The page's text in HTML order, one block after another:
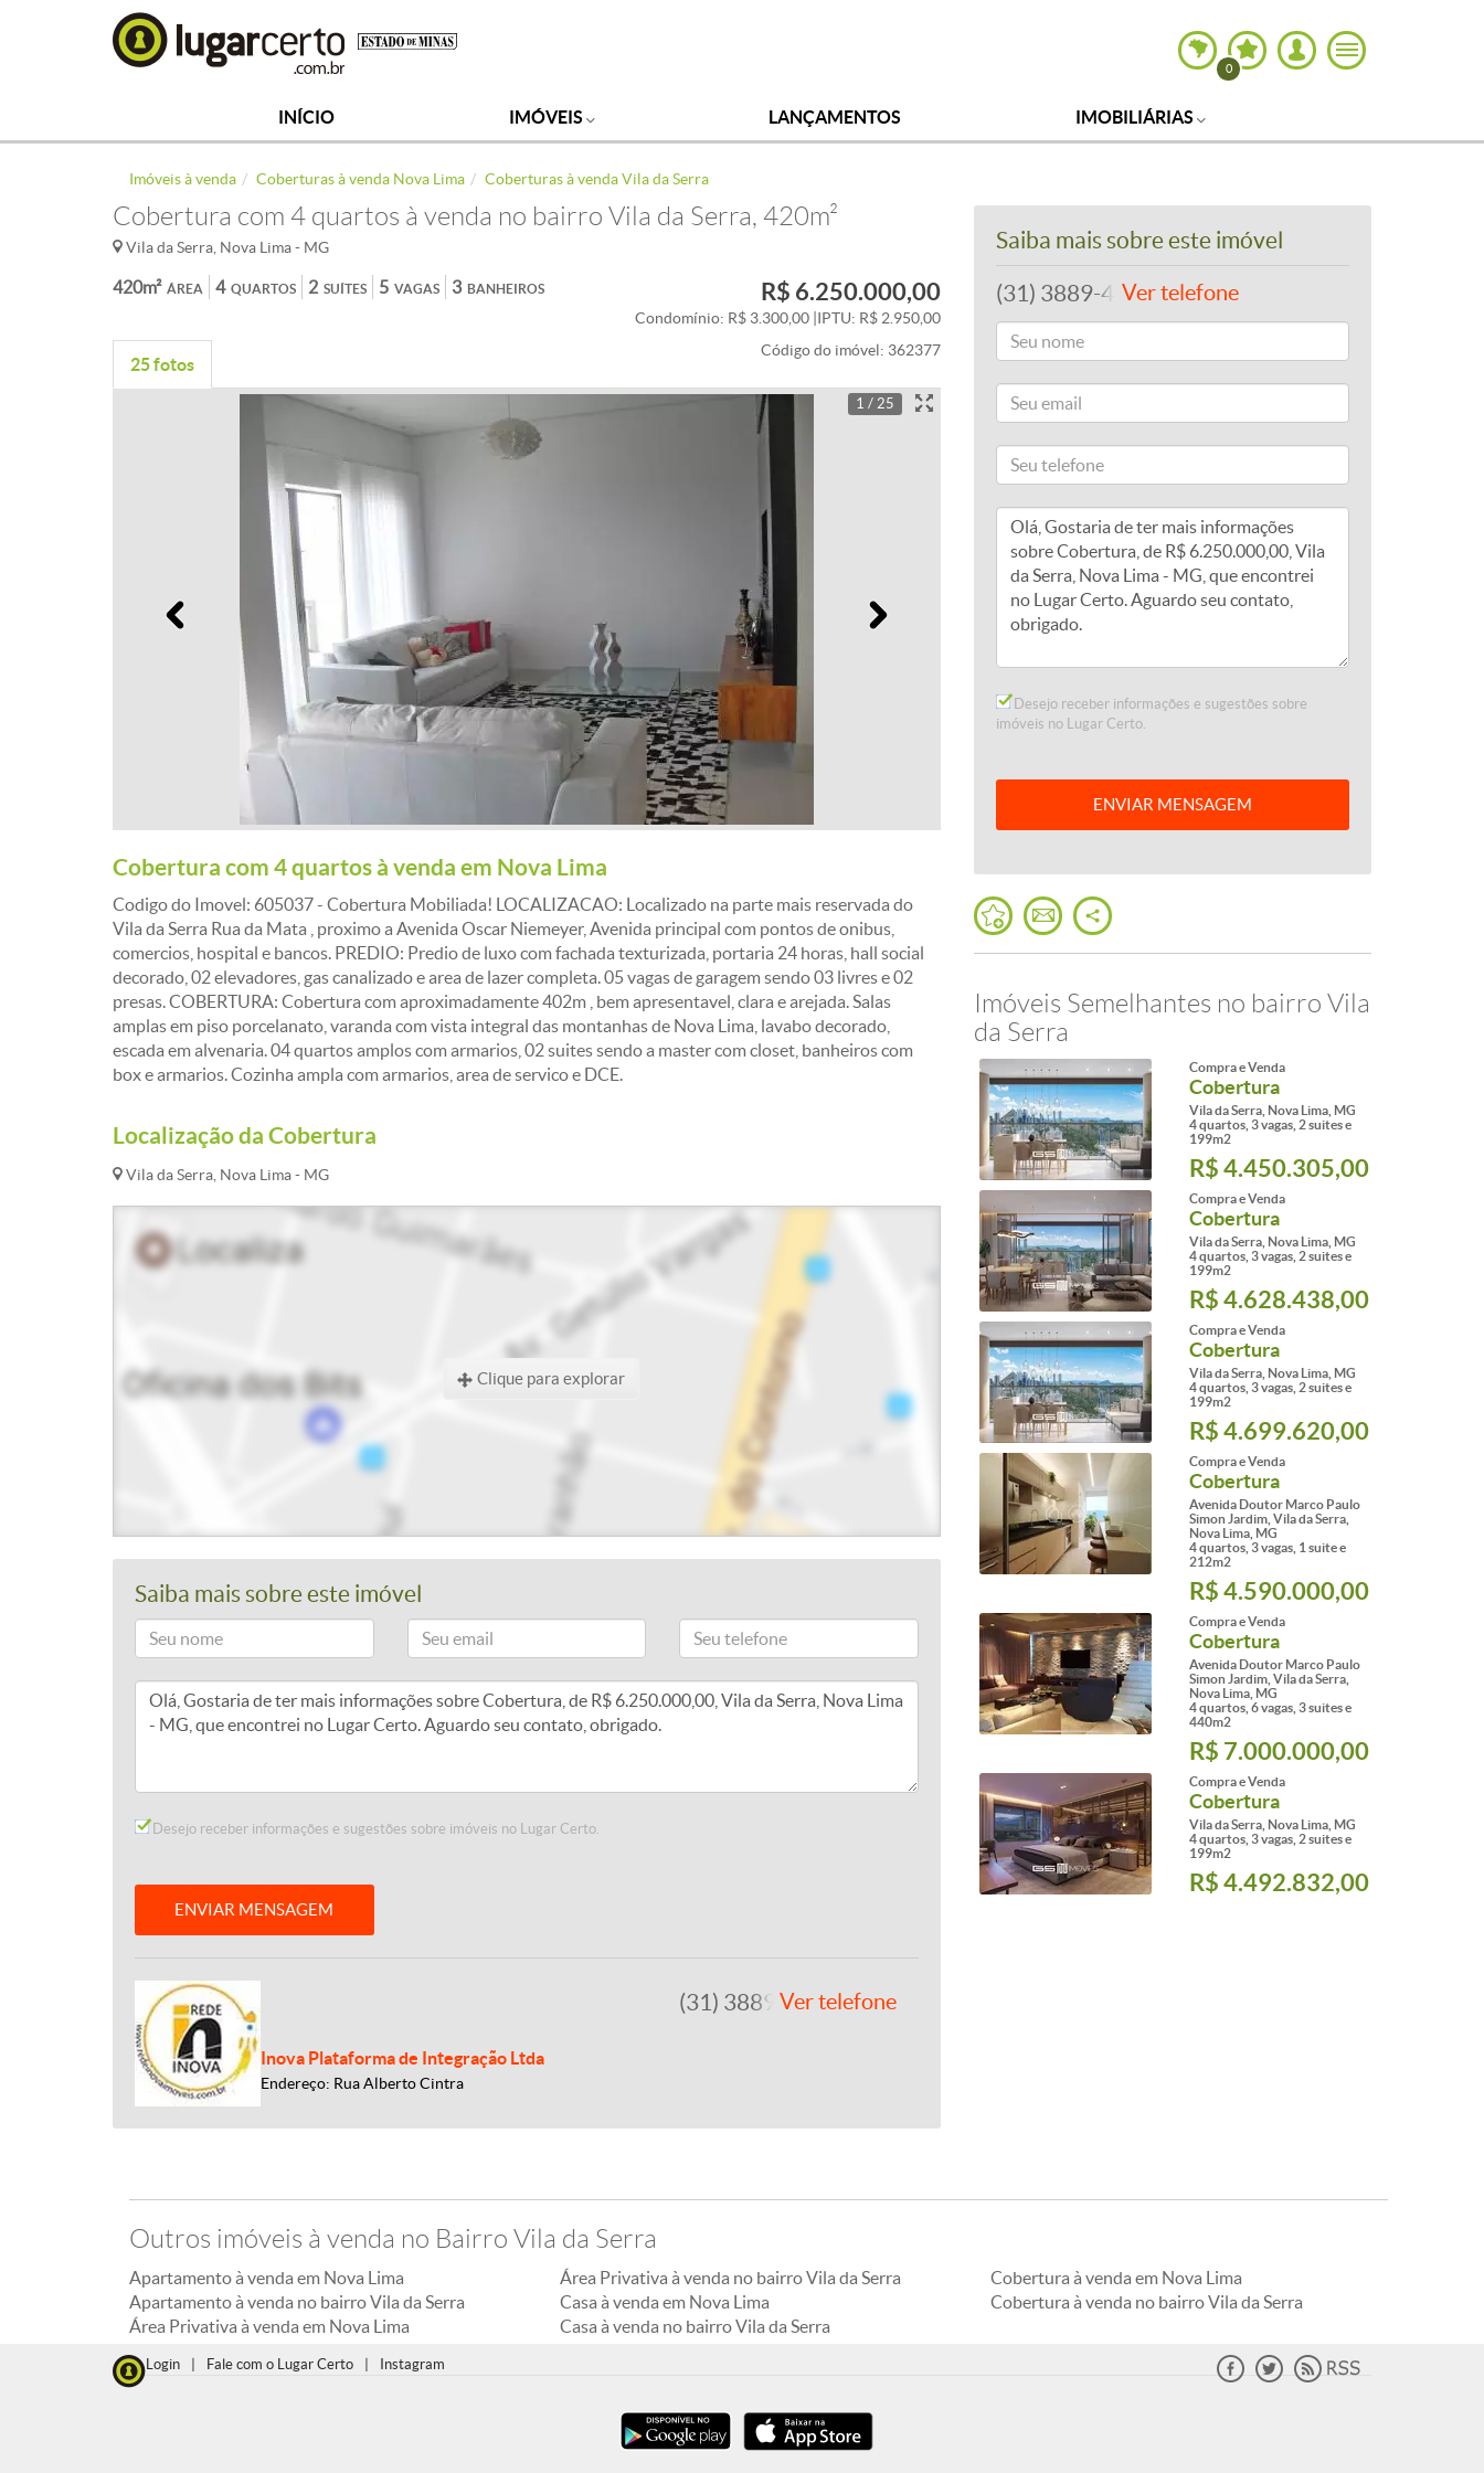
0
INÍCIO IMÓVEIS LANÇAMENTOS IMOBILIÁRIAS
Imóveis à venda Coberturas à venda Nova Lima Coberturas à venda Vila da Serra
Cobertura com 4 quartos à venda no bairro Vila da Serra, 420m²
Vila da Serra, Nova Lima - MG
ÁREA
420m² QUARTOS
4 SUÍTES
2 VAGAS
5 BANHEIROS
3 R$ 6.250.000,00
Condomínio: R$ 3.300,00 IPTU: R$ 2.950,00
25 fotos
Código do imóvel: 362377
1 / 25
Cobertura com 4 quartos à venda em Nova Lima
Codigo do Imovel: 605037 - Cobertura Mobiliada! LOCALIZACAO: Localizado na parte mais reservada do
Vila da Serra Rua da Mata , proximo a Avenida Oscar Niemeyer, Avenida principal com pontos de onibus,
comercios, hospital e bancos. PREDIO: Predio de luxo com fachada texturizada, portaria 24 horas, hall social
decorado, 02 elevadores, gas canalizado e area de lazer completa. 05 vagas de garagem sendo 03 livres e 02
presas. COBERTURA: Cobertura com aproximadamente 402m , bem apresentavel, clara e arejada. Salas
amplas em piso porcelanato, varanda com vista integral das montanhas de Nova Lima, lavabo decorado,
escada em alvenaria. 04 quartos amplos com armarios, 02 suites sendo a master com closet, banheiros com
box e armarios. Cozinha ampla com armarios, area de servico e DCE.
Localização da Cobertura
Vila da Serra, Nova Lima - MG
Clique para explorar
Saiba mais sobre este imóvel
Desejo receber informações e sugestões sobre imóveis no Lugar Certo.
ENVIAR MENSAGEM
Inova Plataforma de Integração Ltda
Endereço: Rua Alberto Cintra
(31) 3889-4765Ver telefone
Saiba mais sobre este imóvel
(31) 3889-4765Ver telefone
Desejo receber informações e sugestões sobre
imóveis no Lugar Certo.
ENVIAR MENSAGEM
Imóveis Semelhantes no bairro Vila
da Serra
Compra e Venda
Cobertura
Vila da Serra, Nova Lima, MG
4 quartos, 3 vagas, 2 suites e
199m2
R$ 4.450.305,00
Compra e Venda
Cobertura
Vila da Serra, Nova Lima, MG
4 quartos, 3 vagas, 2 suites e
199m2
R$ 4.628.438,00
Compra e Venda
Cobertura
Vila da Serra, Nova Lima, MG
4 quartos, 3 vagas, 2 suites e
199m2
R$ 4.699.620,00
Compra e Venda
Cobertura
Avenida Doutor Marco Paulo
Simon Jardim, Vila da Serra,
Nova Lima, MG
4 quartos, 3 vagas, 1 suite e
212m2
R$ 4.590.000,00
Compra e Venda
Cobertura
Avenida Doutor Marco Paulo
Simon Jardim, Vila da Serra,
Nova Lima, MG
4 quartos, 6 vagas, 3 suites e
440m2
R$ 7.000.000,00
Compra e Venda
Cobertura
Vila da Serra, Nova Lima, MG
4 quartos, 3 vagas, 2 suites e
199m2
R$ 4.492.832,00
Outros imóveis à venda no Bairro Vila da Serra
Apartamento à venda em Nova Lima
Apartamento à venda no bairro Vila da Serra
Área Privativa à venda em Nova Lima
Área Privativa à venda no bairro Vila da Serra
Casa à venda em Nova Lima
Casa à venda no bairro Vila da Serra
Cobertura à venda em Nova Lima
Cobertura à venda no bairro Vila da Serra
Login Fale com o Lugar Certo Instagram